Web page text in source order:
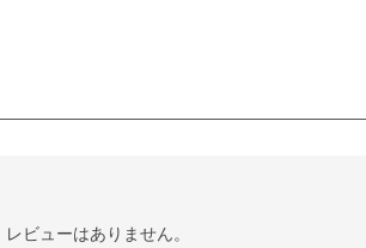
レビューはありません。